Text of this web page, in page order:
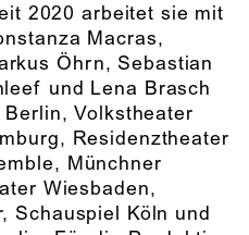
2020 arbeitet sie mit
Macras,
Öhrn, Sebastian
und Lena Brasch
Volkstheater
Residenztheater
Münchner
Wiesbaden,
Schauspiel Köln und